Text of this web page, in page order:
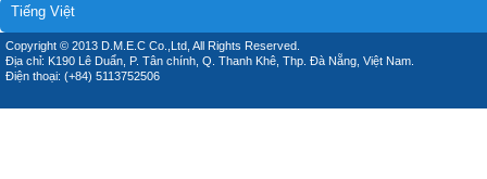
Tiếng Việt
Copyright © 2013 D.M.E.C Co.,Ltd, All Rights Reserved.
Địa chỉ: K190 Lê Duẩn, P. Tân chính, Q. Thanh Khê, Thp. Đà Nẵng, Việt Nam.
Điện thoại: (+84) 5113752506